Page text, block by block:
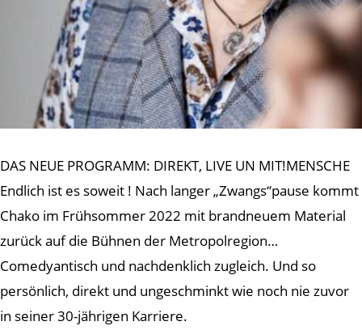
DAS NEUE PROGRAMM: DIREKT, LIVE UN MIT!MENSCHE
Endlich ist es soweit ! Nach langer „Zwangs“pause kommt
Chako im Frühsommer 2022 mit brandneuem Material
zurück auf die Bühnen der Metropolregion…
Comedyantisch und nachdenklich zugleich. Und so
persönlich, direkt und ungeschminkt wie noch nie zuvor
in seiner 30-jährigen Karriere.